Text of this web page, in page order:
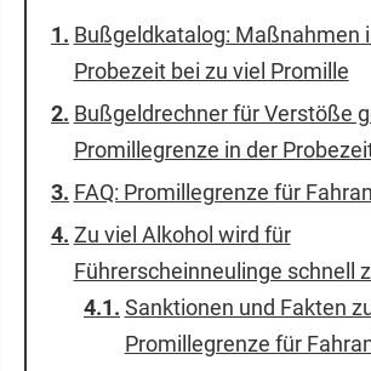
Bußgeldkatalog: Maßnahmen
Probezeit bei zu viel Promille
Bußgeldrechner für Verstöße
Promillegrenze in der
FAQ: Promillegrenze für
Zu viel Alkohol wird für
Führerscheinneulinge schnell
Sanktionen und Fakten
Promillegrenze für